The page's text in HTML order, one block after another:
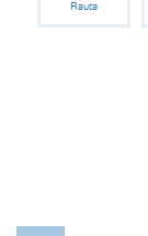
Rauta